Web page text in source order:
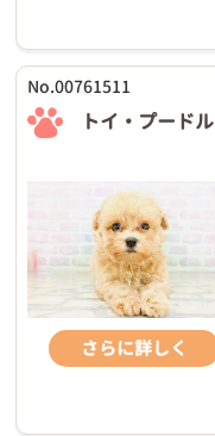
No.00761511
トイ・プードル
さらに詳しく